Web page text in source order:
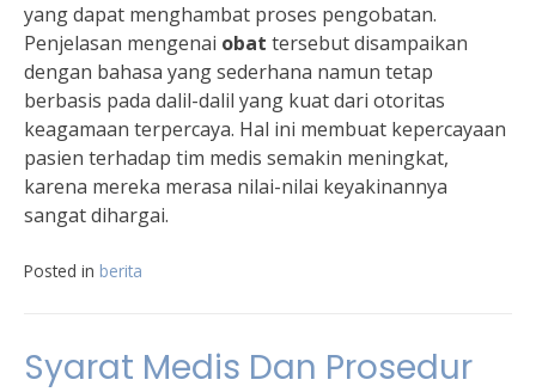
yang dapat menghambat proses pengobatan.
Penjelasan mengenai obat tersebut disampaikan
dengan bahasa yang sederhana namun tetap
berbasis pada dalil-dalil yang kuat dari otoritas
keagamaan terpercaya. Hal ini membuat kepercayaan
pasien terhadap tim medis semakin meningkat,
karena mereka merasa nilai-nilai keyakinannya
sangat dihargai.
Posted in berita
Syarat Medis Dan Prosedur